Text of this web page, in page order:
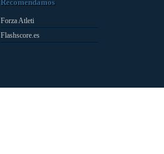
Recomendamos
Forza Atleti
Flashscore.es